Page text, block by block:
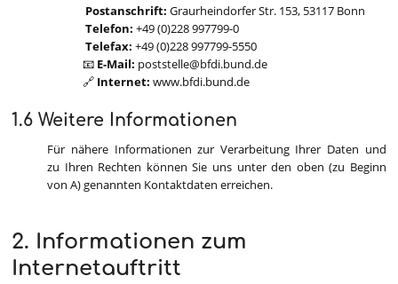
Postanschrift: Graurheindorfer Str. 153, 53117 Bonn
Telefon: +49 (0)228 997799-0
Telefax: +49 (0)228 997799-5550
📧 E-Mail: poststelle@bfdi.bund.de
🔗 Internet: www.bfdi.bund.de
1.6 Weitere Informationen
Für nähere Informationen zur Verarbeitung Ihrer Daten und
zu Ihren Rechten können Sie uns unter den oben (zu Beginn
von A) genannten Kontaktdaten erreichen.
2. Informationen zum
Internetauftritt